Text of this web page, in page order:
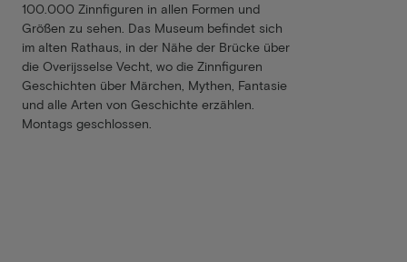
100.000 Zinnfiguren in allen Formen und
Größen zu sehen. Das Museum befindet sich
im alten Rathaus, in der Nähe der Brücke über
die Overijsselse Vecht, wo die Zinnfiguren
Geschichten über Märchen, Mythen, Fantasie
und alle Arten von Geschichte erzählen.
Montags geschlossen.